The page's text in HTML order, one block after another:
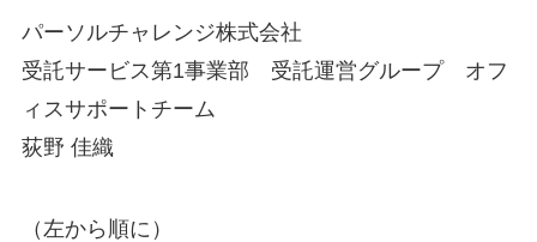
パーソルチャレンジ株式会社
受託サービス第1事業部 受託運営グループ オフ
ィスサポートチーム
荻野 佳織
（左から順に）